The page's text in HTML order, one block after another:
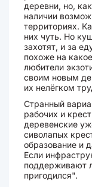
деревни, но,
наличии
территориях.
них чуть. Но
захотят, и за
похоже на
любители
своим новым
их нелёгком
Странный
рабочих и
деревенские
сиволапых
образование и
Если
поддерживают
пригодился".